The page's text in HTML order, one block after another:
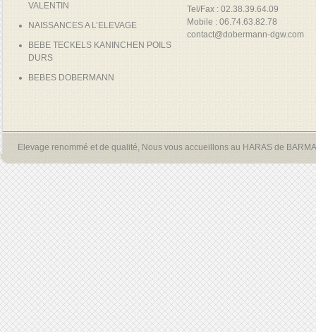
VALENTIN
NAISSANCES A L’ELEVAGE
BEBE TECKELS KANINCHEN POILS
DURS
BEBES DOBERMANN
Tel/Fax : 02.38.39.64.09
Mobile : 06.74.63.82.78
contact@dobermann-dgw.com
Elevage renommé et de qualité, Nous vous accueillons au HARAS de